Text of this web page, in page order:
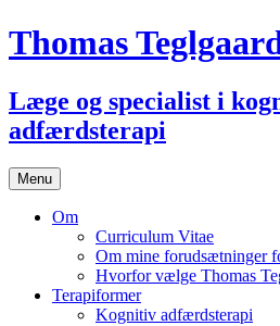
Thomas
Læge og specialist i
adfærdsterapi
Menu Skip
to
content
Om
Curriculum Vitae
Om mine forudsætninger
Hvorfor vælge Thomas
Terapiformer
Kognitiv adfærdsterapi